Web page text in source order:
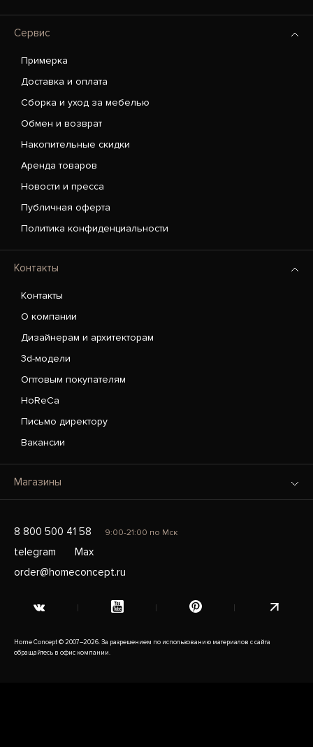
Сервис
Примерка
Доставка и оплата
Сборка и уход за мебелью
Обмен и возврат
Накопительные скидки
Аренда товаров
Новости и пресса
Публичная оферта
Политика конфиденциальности
Контакты
Контакты
О компании
Дизайнерам и архитекторам
3d-модели
Оптовым покупателям
HoReCa
Письмо директору
Вакансии
Магазины
8 800 500 41 58 9:00-21:00 по Мск
telegram
Max
order@homeconcept.ru
Home Concept © 2007–2026. За разрешением по использованию материалов с сайта
обращайтесь в офис компании.